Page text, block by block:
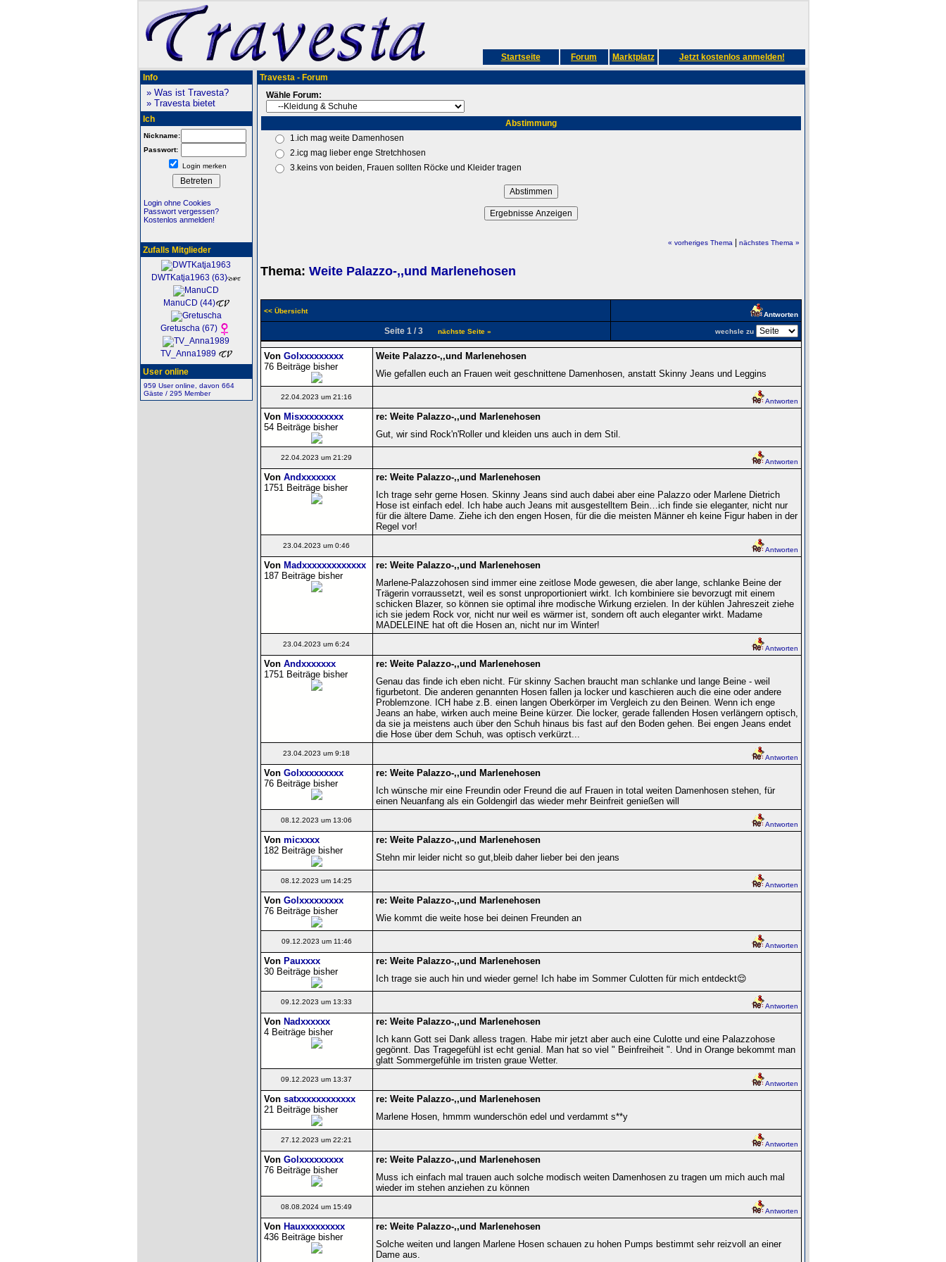
Startseite Forum Marktplatz Jetzt kostenlos anmelden!
Info
» Was ist Travesta?
» Travesta bietet
Ich
Nickname:
Passwort:
Login merken
Login ohne Cookies
Passwort vergessen?
Kostenlos anmelden!
Zufalls Mitglieder
DWTKatja1963 (63)
ManuCD (44)
Gretuscha (67)
TV_Anna1989
User online
959 User online, davon 664
Gäste / 295 Member
Travesta - Forum
Wähle Forum:
Abstimmung
1.ich mag weite Damenhosen
2.icg mag lieber enge Stretchhosen
3.keins von beiden, Frauen sollten Röcke und Kleider tragen
« vorheriges Thema| nächstes Thema »
Thema: Weite Palazzo-,,und Marlenehosen
<< Übersicht Antworten
Seite 1 / 3 nächste Seite » wechsle zu
Von Golxxxxxxxxx
76 Beiträge bisher
Weite Palazzo-,,und Marlenehosen
Wie gefallen euch an Frauen weit geschnittene Damenhosen, anstatt Skinny Jeans und Leggins
22.04.2023 um 21:16
Antworten
Von Misxxxxxxxxx
54 Beiträge bisher
re: Weite Palazzo-,,und Marlenehosen
Gut, wir sind Rock'n'Roller und kleiden uns auch in dem Stil.
22.04.2023 um 21:29
Antworten
Von Andxxxxxxx
1751 Beiträge bisher
re: Weite Palazzo-,,und Marlenehosen
Ich trage sehr gerne Hosen. Skinny Jeans sind auch dabei aber eine Palazzo oder Marlene Dietrich
Hose ist einfach edel. Ich habe auch Jeans mit ausgestelltem Bein…ich finde sie eleganter, nicht nur
für die ältere Dame. Ziehe ich den engen Hosen, für die die meisten Männer eh keine Figur haben in der
Regel vor!
23.04.2023 um 0:46
Antworten
Von Madxxxxxxxxxxxxx
187 Beiträge bisher
re: Weite Palazzo-,,und Marlenehosen
Marlene-Palazzohosen sind immer eine zeitlose Mode gewesen, die aber lange, schlanke Beine der
Trägerin vorraussetzt, weil es sonst unproportioniert wirkt. Ich kombiniere sie bevorzugt mit einem
schicken Blazer, so können sie optimal ihre modische Wirkung erzielen. In der kühlen Jahreszeit ziehe
ich sie jedem Rock vor, nicht nur weil es wärmer ist, sondern oft auch eleganter wirkt. Madame
MADELEINE hat oft die Hosen an, nicht nur im Winter!
23.04.2023 um 6:24
Antworten
Von Andxxxxxxx
1751 Beiträge bisher
re: Weite Palazzo-,,und Marlenehosen
Genau das finde ich eben nicht. Für skinny Sachen braucht man schlanke und lange Beine - weil
figurbetont. Die anderen genannten Hosen fallen ja locker und kaschieren auch die eine oder andere
Problemzone. ICH habe z.B. einen langen Oberkörper im Vergleich zu den Beinen. Wenn ich enge
Jeans an habe, wirken auch meine Beine kürzer. Die locker, gerade fallenden Hosen verlängern optisch,
da sie ja meistens auch über den Schuh hinaus bis fast auf den Boden gehen. Bei engen Jeans endet
die Hose über dem Schuh, was optisch verkürzt...
23.04.2023 um 9:18
Antworten
Von Golxxxxxxxxx
76 Beiträge bisher
re: Weite Palazzo-,,und Marlenehosen
Ich wünsche mir eine Freundin oder Freund die auf Frauen in total weiten Damenhosen stehen, für
einen Neuanfang als ein Goldengirl das wieder mehr Beinfreit genießen will
08.12.2023 um 13:06
Antworten
Von micxxxx
182 Beiträge bisher
re: Weite Palazzo-,,und Marlenehosen
Stehn mir leider nicht so gut,bleib daher lieber bei den jeans
08.12.2023 um 14:25
Antworten
Von Golxxxxxxxxx
76 Beiträge bisher
re: Weite Palazzo-,,und Marlenehosen
Wie kommt die weite hose bei deinen Freunden an
09.12.2023 um 11:46
Antworten
Von Pauxxxx
30 Beiträge bisher
re: Weite Palazzo-,,und Marlenehosen
Ich trage sie auch hin und wieder gerne! Ich habe im Sommer Culotten für mich entdeckt😌
09.12.2023 um 13:33
Antworten
Von Nadxxxxxx
4 Beiträge bisher
re: Weite Palazzo-,,und Marlenehosen
Ich kann Gott sei Dank alless tragen. Habe mir jetzt aber auch eine Culotte und eine Palazzohose
gegönnt. Das Tragegefühl ist echt genial. Man hat so viel " Beinfreiheit ". Und in Orange bekommt man
glatt Sommergefühle im tristen graue Wetter.
09.12.2023 um 13:37
Antworten
Von satxxxxxxxxxxxx
21 Beiträge bisher
re: Weite Palazzo-,,und Marlenehosen
Marlene Hosen, hmmm wunderschön edel und verdammt s**y
27.12.2023 um 22:21
Antworten
Von Golxxxxxxxxx
76 Beiträge bisher
re: Weite Palazzo-,,und Marlenehosen
Muss ich einfach mal trauen auch solche modisch weiten Damenhosen zu tragen um mich auch mal
wieder im stehen anziehen zu können
08.08.2024 um 15:49
Antworten
Von Hauxxxxxxxxx
436 Beiträge bisher
re: Weite Palazzo-,,und Marlenehosen
Solche weiten und langen Marlene Hosen schauen zu hohen Pumps bestimmt sehr reizvoll an einer
Dame aus.